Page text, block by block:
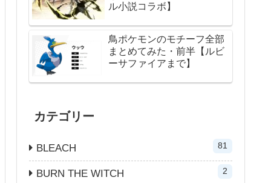
ル小説コラボ】
鳥ポケモンのモチーフ全部
まとめてみた・前半【ルビ
ーサファイアまで】
カテゴリー
BLEACH 81
BURN THE WITCH 2